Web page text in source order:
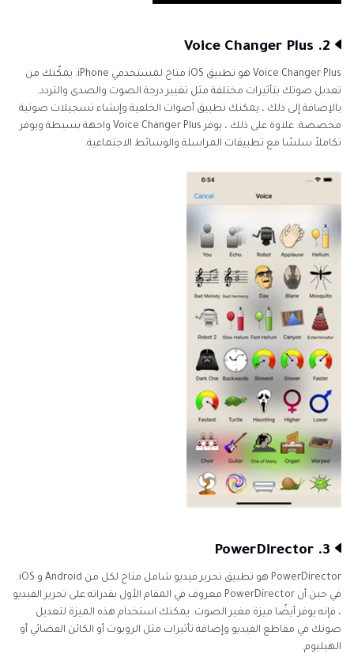
2. Voice Changer Plus
Voice Changer Plus هو تطبيق iOS متاح لمستخدمي iPhone. يمكّنك من
تعديل صوتك بتأثيرات مختلفة مثل تغيير درجة الصوت والصدى والتردد.
بالإضافة إلى ذلك ، يمكنك تطبيق أصوات الخلفية وإنشاء تسجيلات صوتية
مخصصة. علاوة على ذلك ، يوفر Voice Changer Plus واجهة بسيطة ويوفر
تكاملاً سلسًا مع تطبيقات المراسلة والوسائط الاجتماعية.
3. PowerDirector
PowerDirector هو تطبيق تحرير فيديو شامل متاح لكل من Android و iOS.
في حين أن PowerDirector معروف في المقام الأول بقدراته على تحرير الفيديو
، فإنه يوفر أيضًا ميزة مغير الصوت. يمكنك استخدام هذه الميزة لتعديل
صوتك في مقاطع الفيديو وإضافة تأثيرات مثل الروبوت أو الكائن الفضائي أو
الهيليوم.